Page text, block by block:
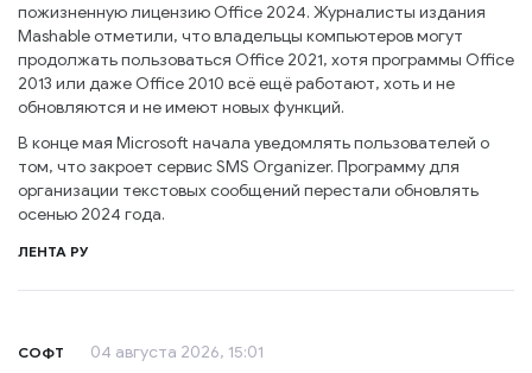
пожизненную лицензию Office 2024. Журналисты издания
Mashable отметили, что владельцы компьютеров могут
продолжать пользоваться Office 2021, хотя программы Office
2013 или даже Office 2010 всё ещё работают, хоть и не
обновляются и не имеют новых функций.
В конце мая Microsoft начала уведомлять пользователей о
том, что закроет сервис SMS Organizer. Программу для
организации текстовых сообщений перестали обновлять
осенью 2024 года.
ЛЕНТА РУ
СОФТ 04 августа 2026, 15:01